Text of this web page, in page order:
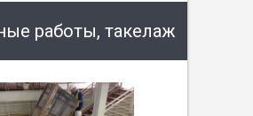
работы, такелаж